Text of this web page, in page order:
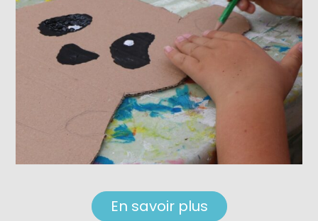
En savoir plus